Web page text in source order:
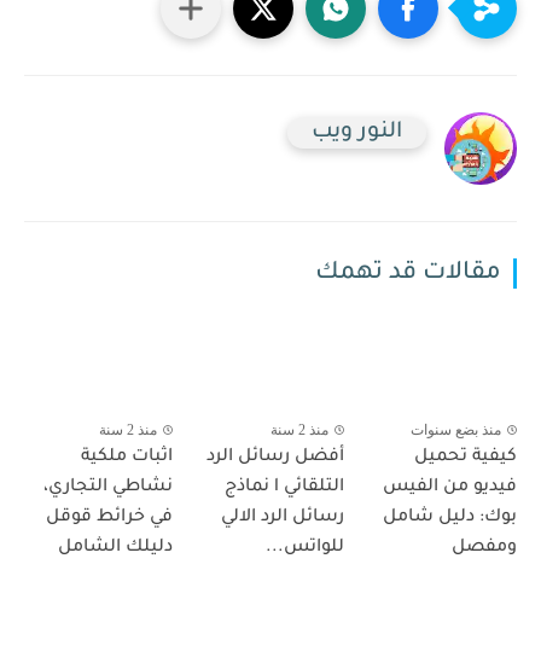
النور ويب
مقالات قد تهمك
منذ بضع سنوات
كيفية تحميل
فيديو من الفيس
بوك: دليل شامل
ومفصل
منذ 2 سنة
أفضل رسائل الرد
التلقائي l نماذج
رسائل الرد الالي
للواتس...
منذ 2 سنة
اثبات ملكية
نشاطي التجاري،
في خرائط قوقل
دليلك الشامل